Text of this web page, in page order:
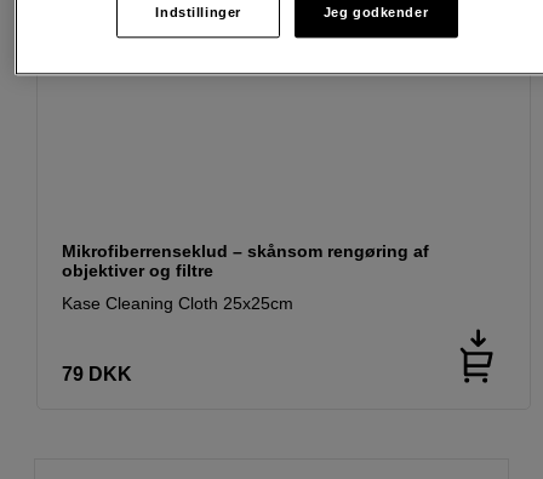
Mikrofiberrenseklud – skånsom rengøring af
objektiver og filtre
Kase Cleaning Cloth 25x25cm
79 DKK
Indstillinger Jeg godkender